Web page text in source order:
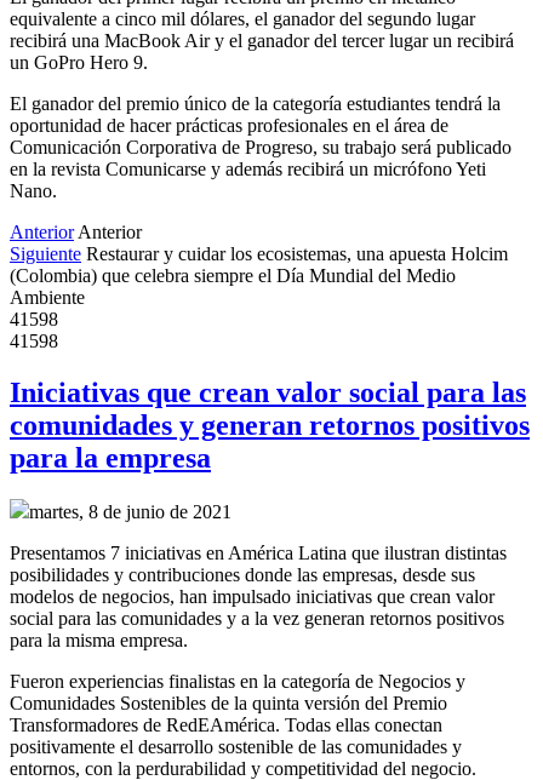
equivalente a cinco mil dólares, el ganador del segundo lugar
recibirá una MacBook Air y el ganador del tercer lugar un recibirá
un GoPro Hero 9.
El ganador del premio único de la categoría estudiantes tendrá la
oportunidad de hacer prácticas profesionales en el área de
Comunicación Corporativa de Progreso, su trabajo será publicado
en la revista Comunicarse y además recibirá un micrófono Yeti
Nano.
Anterior Anterior
Siguiente Restaurar y cuidar los ecosistemas, una apuesta Holcim
(Colombia) que celebra siempre el Día Mundial del Medio
Ambiente
41598
41598
Iniciativas que crean valor social para las
comunidades y generan retornos positivos
para la empresa
martes, 8 de junio de 2021
Presentamos 7 iniciativas en América Latina que ilustran distintas
posibilidades y contribuciones donde las empresas, desde sus
modelos de negocios, han impulsado iniciativas que crean valor
social para las comunidades y a la vez generan retornos positivos
para la misma empresa.
Fueron experiencias finalistas en la categoría de Negocios y
Comunidades Sostenibles de la quinta versión del Premio
Transformadores de RedEAmérica. Todas ellas conectan
positivamente el desarrollo sostenible de las comunidades y
entornos, con la perdurabilidad y competitividad del negocio.